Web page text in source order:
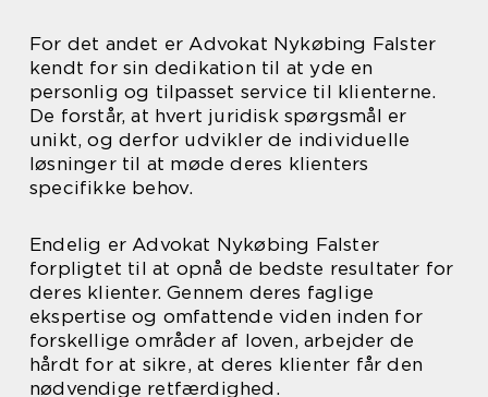
For det andet er Advokat Nykøbing Falster
kendt for sin dedikation til at yde en
personlig og tilpasset service til klienterne.
De forstår, at hvert juridisk spørgsmål er
unikt, og derfor udvikler de individuelle
løsninger til at møde deres klienters
specifikke behov.
Endelig er Advokat Nykøbing Falster
forpligtet til at opnå de bedste resultater for
deres klienter. Gennem deres faglige
ekspertise og omfattende viden inden for
forskellige områder af loven, arbejder de
hårdt for at sikre, at deres klienter får den
nødvendige retfærdighed.